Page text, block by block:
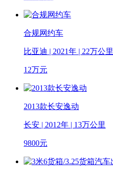
合规网约车
比亚迪 | 2021年 | 22万公里
12万元
2013款长安逸动
长安 | 2012年 | 13万公里
9800元